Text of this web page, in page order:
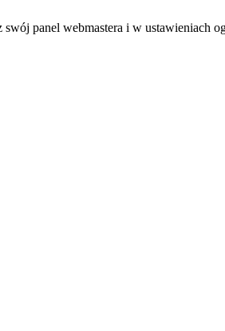
panel webmastera i w ustawieniach